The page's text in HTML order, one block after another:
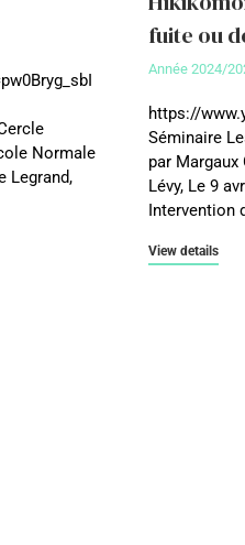
Normale
Legrand,
fuite ou
Année 2024/
https://
Séminaire
par
Lévy, Le 9
Intervention
View details